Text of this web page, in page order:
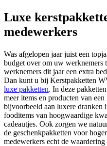
Luxe
medewerkers
Was afgelopen jaar juist een
budget over om uw werknemers
werknemers dit jaar een extra
Dan kunt u bij Kerstpakketten
luxe pakketten. In deze
meer items en producten van
bijvoorbeeld aan luxere dranken
fooditems van hoogwaardige
cadeautjes. Ook zorgen we
de geschenkpakketten voor
medewerkers echt de